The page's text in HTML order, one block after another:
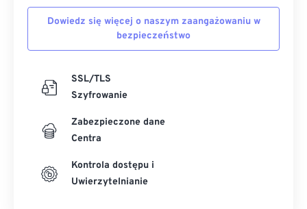
Dowiedz się więcej o naszym zaangażowaniu w
bezpieczeństwo
SSL/TLS
Szyfrowanie
Zabezpieczone dane
Centra
Kontrola dostępu i
Uwierzytelnianie